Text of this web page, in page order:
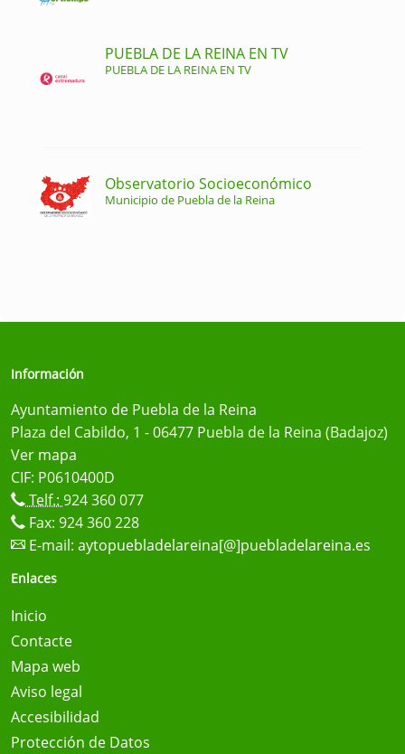
PUEBLA DE LA REINA EN TV
PUEBLA DE LA REINA EN TV
Observatorio Socioeconómico
Municipio de Puebla de la Reina
Información
Ayuntamiento de Puebla de la Reina
Plaza del Cabildo, 1 - 06477 Puebla de la Reina (Badajoz)
Ver mapa
CIF: P0610400D
Telf.: 924 360 077
Fax: 924 360 228
E-mail: aytopuebladelareina[@]puebladelareina.es
Enlaces
Inicio
Contacte
Mapa web
Aviso legal
Accesibilidad
Protección de Datos